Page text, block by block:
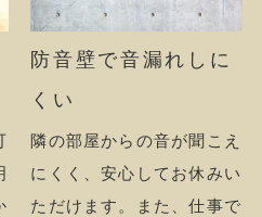
防音壁で音漏れしに
くい
隣の部屋からの音が聞こえ
にくく、安心してお休みい
ただけます。また、仕事で